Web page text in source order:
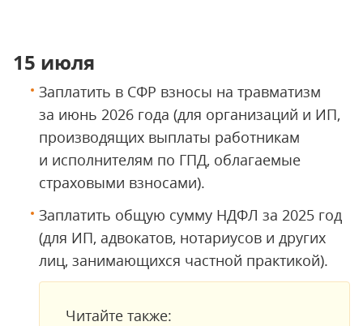
15 июля
Заплатить в СФР взносы на травматизм
за июнь 2026 года (для организаций и ИП,
производящих выплаты работникам
и исполнителям по ГПД, облагаемые
страховыми взносами).
Заплатить общую сумму НДФЛ за 2025 год
(для ИП, адвокатов, нотариусов и других
лиц, занимающихся частной практикой).
Читайте также: